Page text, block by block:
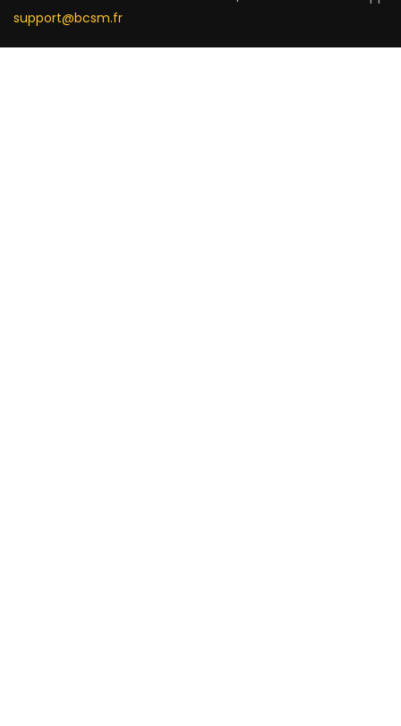
support@bcsm.fr